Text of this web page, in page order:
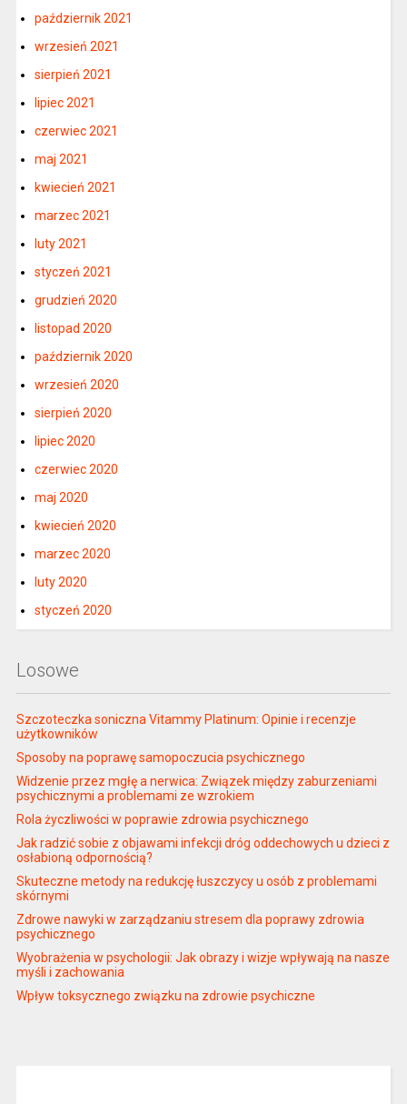
październik 2021
wrzesień 2021
sierpień 2021
lipiec 2021
czerwiec 2021
maj 2021
kwiecień 2021
marzec 2021
luty 2021
styczeń 2021
grudzień 2020
listopad 2020
październik 2020
wrzesień 2020
sierpień 2020
lipiec 2020
czerwiec 2020
maj 2020
kwiecień 2020
marzec 2020
luty 2020
styczeń 2020
Losowe
Szczoteczka soniczna Vitammy Platinum: Opinie i recenzje
użytkowników
Sposoby na poprawę samopoczucia psychicznego
Widzenie przez mgłę a nerwica: Związek między zaburzeniami
psychicznymi a problemami ze wzrokiem
Rola życzliwości w poprawie zdrowia psychicznego
Jak radzić sobie z objawami infekcji dróg oddechowych u dzieci z
osłabioną odpornością?
Skuteczne metody na redukcję łuszczycy u osób z problemami
skórnymi
Zdrowe nawyki w zarządzaniu stresem dla poprawy zdrowia
psychicznego
Wyobrażenia w psychologii: Jak obrazy i wizje wpływają na nasze
myśli i zachowania
Wpływ toksycznego związku na zdrowie psychiczne